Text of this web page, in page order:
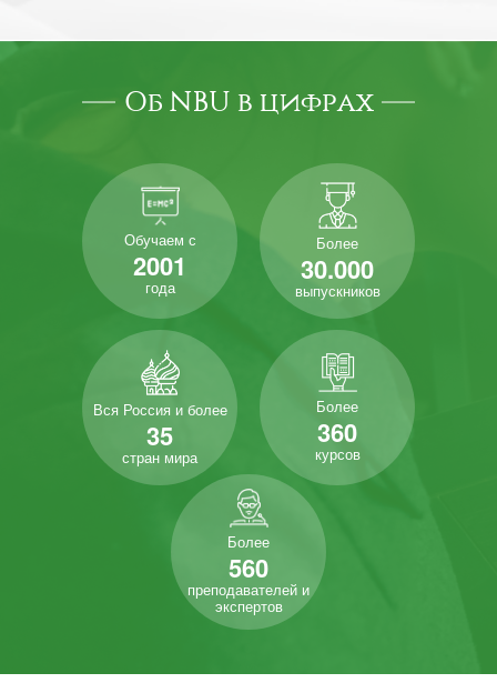
Об NBU в цифрах
Обучаем с
2001
года
Более
30.000
выпускников
Вся Россия и более
35
стран мира
Более
360
курсов
Более
560
преподавателей и
экспертов